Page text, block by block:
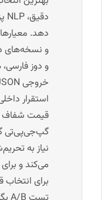
دهد.
و نسخه‌های
استقرار
قیمت شفاف
گپ‌جی‌پی‌تی
نیاز به
می‌کند و